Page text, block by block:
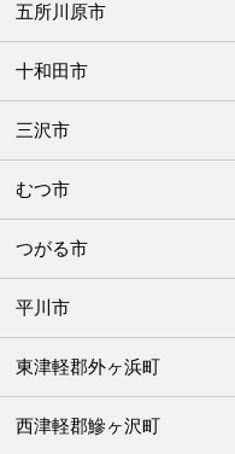
五所川原市
十和田市
三沢市
むつ市
つがる市
平川市
東津軽郡外ヶ浜町
西津軽郡鰺ヶ沢町